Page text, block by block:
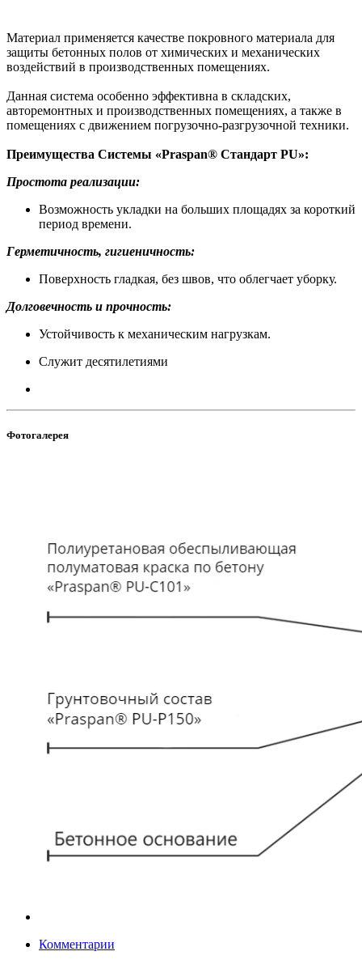
Материал применяется качестве покровного материала для
защиты бетонных полов от химических и механических
воздействий в производственных помещениях.
Данная система особенно эффективна в складских,
авторемонтных и производственных помещениях, а также в
помещениях с движением погрузочно-разгрузочной техники.
Преимущества Системы «Praspan® Стандарт PU»:
Простота реализации:
Возможность укладки на больших площадях за короткий
период времени.
Герметичность, гигиеничность:
Поверхность гладкая, без швов, что облегчает уборку.
Долговечность и прочность:
Устойчивость к механическим нагрузкам.
Служит десятилетиями
Фотогалерея
Комментарии